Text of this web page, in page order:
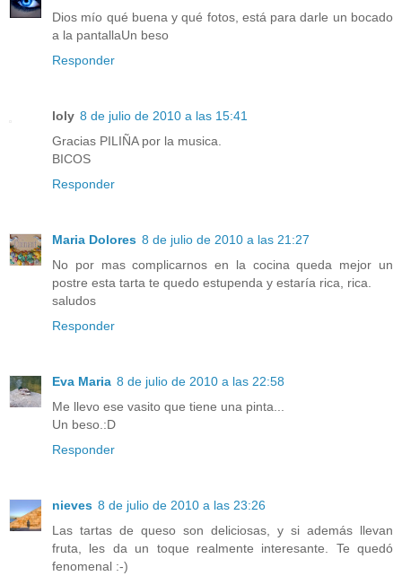
Dios mío qué buena y qué fotos, está para darle un bocado
a la pantallaUn beso
Responder
loly 8 de julio de 2010 a las 15:41
Gracias PILIÑA por la musica.
BICOS
Responder
Maria Dolores 8 de julio de 2010 a las 21:27
No por mas complicarnos en la cocina queda mejor un
postre esta tarta te quedo estupenda y estaría rica, rica.
saludos
Responder
Eva Maria 8 de julio de 2010 a las 22:58
Me llevo ese vasito que tiene una pinta...
Un beso.:D
Responder
nieves 8 de julio de 2010 a las 23:26
Las tartas de queso son deliciosas, y si además llevan
fruta, les da un toque realmente interesante. Te quedó
fenomenal :-)